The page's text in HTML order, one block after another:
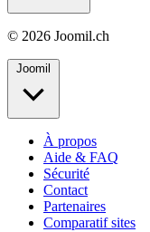
© 2026 Joomil.ch
Joomil
À propos
Aide & FAQ
Sécurité
Contact
Partenaires
Comparatif sites